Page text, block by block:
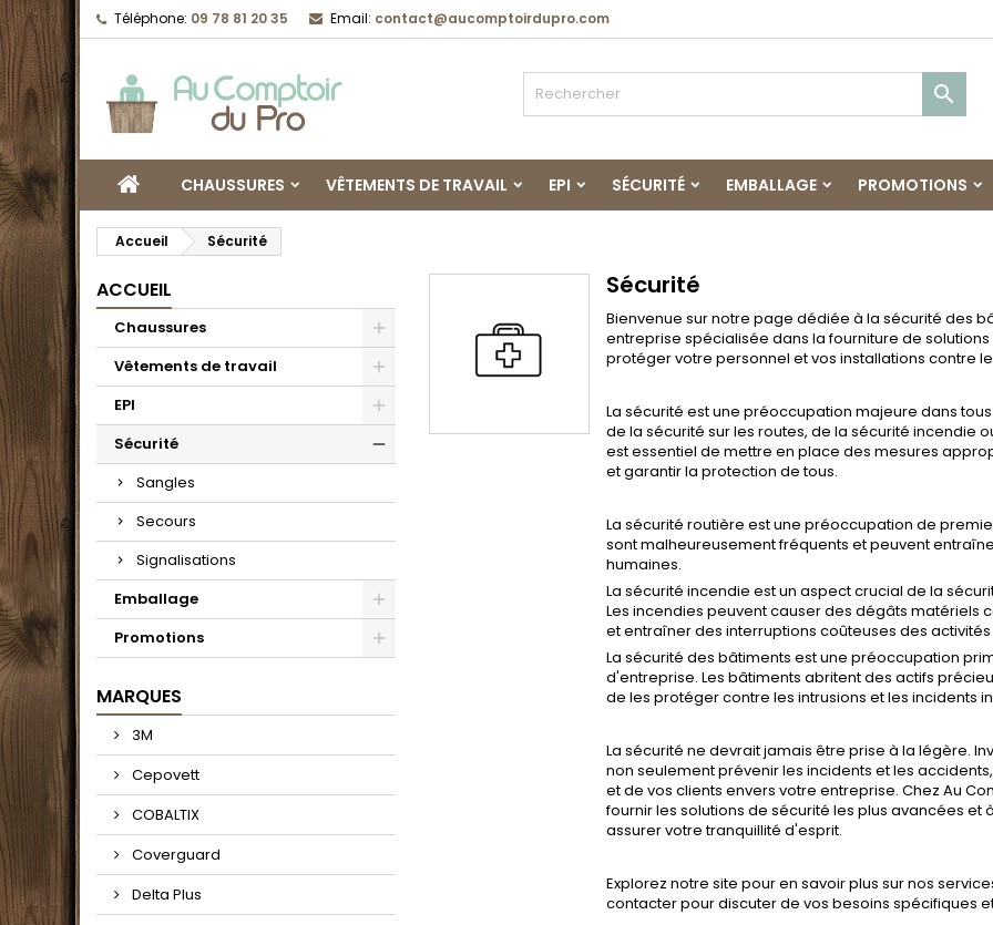
Téléphone: 09 78 81 20 35 Email: contact@aucomptoirdupro.com

CHAUSSURES VÊTEMENTS DE TRAVAIL EPI SÉCURITÉ EMBALLAGE PROMOTIONS
Accueil Sécurité
ACCUEIL
Chaussures
Vêtements de travail
EPI
Sécurité
Sangles
Secours
Signalisations
Emballage
Promotions
MARQUES
3M
Cepovett
COBALTIX
Coverguard
Delta Plus
Sécurité
Bienvenue sur notre page dédiée à la sécurité des
entreprise spécialisée dans la fourniture de
protéger votre personnel et vos installations contre
La sécurité est une préoccupation majeure dans
de la sécurité sur les routes, de la sécurité incendie
est essentiel de mettre en place des mesures
et garantir la protection de tous.
La sécurité routière est une préoccupation de
sont malheureusement fréquents et peuvent
humaines.
La sécurité incendie est un aspect crucial de la
Les incendies peuvent causer des dégâts
et entraîner des interruptions coûteuses des
La sécurité des bâtiments est une préoccupation
d'entreprise. Les bâtiments abritent des actifs
de les protéger contre les intrusions et les incidents
La sécurité ne devrait jamais être prise à la légère.
non seulement prévenir les incidents et les
et de vos clients envers votre entreprise. Chez Au
fournir les solutions de sécurité les plus avancées
assurer votre tranquillité d'esprit.
Explorez notre site pour en savoir plus sur nos
contacter pour discuter de vos besoins spécifiques